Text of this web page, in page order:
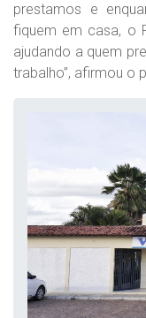
prestamos e
fiquem em casa, o
ajudando a quem
trabalho”, afirmou o